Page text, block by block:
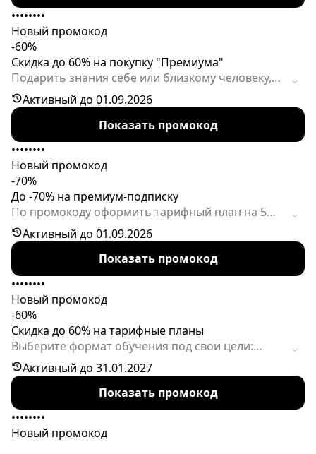
••••••••
Новый промокод
-60%
Скидка до 60% на покупку "Премиума"
Подарить знания себе или близкому человеку,
заказав премиум-доступ с хорошей скидкой,
можно прямо сейчас: "Премиум" на пять лет
будет стоить 6990р., на месяц - 899р.
Предложение ограничено.
Активный до 01.09.2026
Показать промокод
••••••••
Новый промокод
-70%
До -70% на премиум-подписку
По промокоду оформить тарифный план на 5
лет можно с невероятной скидкой. Активность
кода ограничена временем.
Активный до 01.09.2026
Показать промокод
••••••••
Новый промокод
-60%
Скидка до 60% на тарифные планы
Выберите формат обучения под свои цели:
тариф "Премиум" на месяц за 899 ₽ или на пять
лет за 6 990 ₽.
Активный до 31.01.2027
Показать промокод
••••••••
Новый промокод